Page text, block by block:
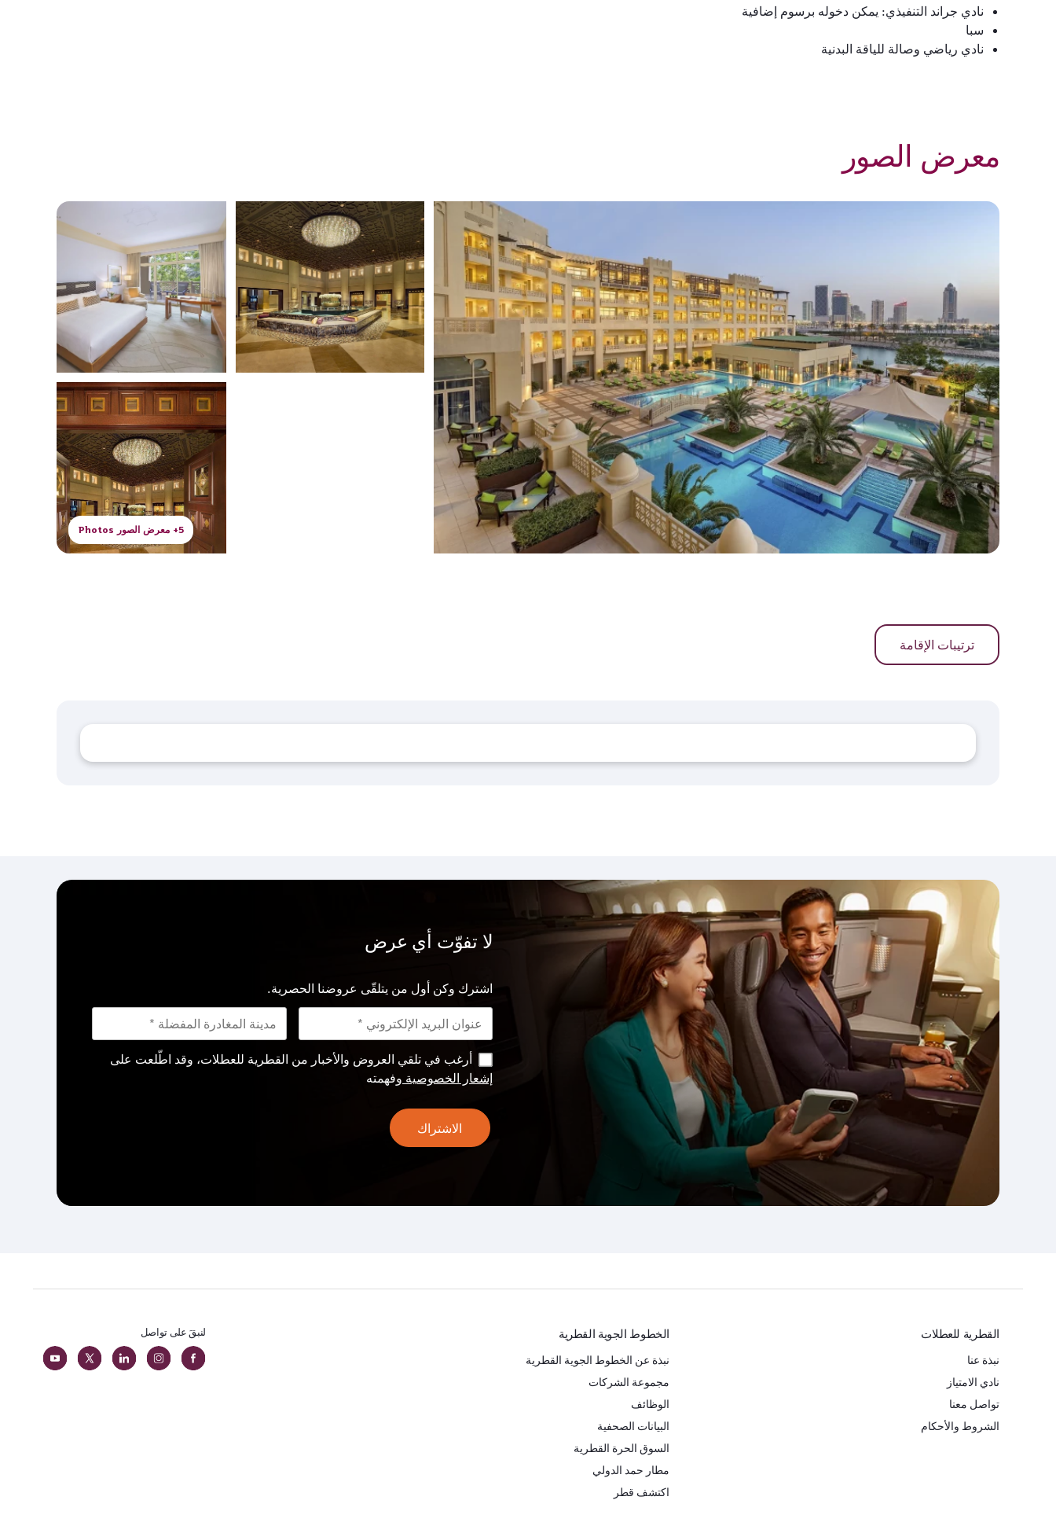
نادي جراند التنفيذي: يمكن دخوله برسوم إضافية
سبا
نادي رياضي وصالة للياقة البدنية
معرض الصور
5+ معرض الصور Photos
ترتيبات الإقامة
لا تفوّت أي عرض
اشترك وكن أول من يتلقّى عروضنا الحصرية.
أرغب في تلقي العروض والأخبار من القطرية للعطلات، وقد اطّلعت على
إشعار الخصوصية وفهمته
الاشتراك
القطرية للعطلات
نبذة عنا
نادي الامتياز
تواصل معنا
الشروط والأحكام
الخطوط الجوية القطرية
نبذة عن الخطوط الجوية القطرية
مجموعة الشركات
الوظائف
البيانات الصحفية
السوق الحرة القطرية
مطار حمد الدولي
اكتشف قطر
لنبقَ على تواصل